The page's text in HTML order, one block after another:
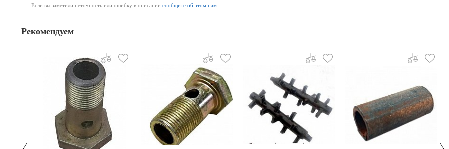
Если вы заметили неточность или ошибку в описании сообщите об этом нам
Рекомендуем